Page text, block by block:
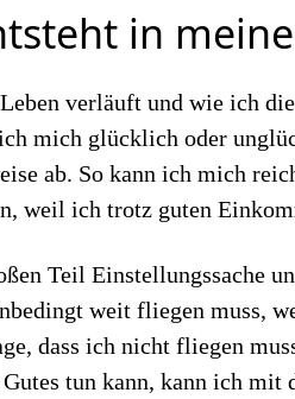
in
verläuft und wie ich
mich glücklich oder
ab. So kann ich mich
weil ich trotz guten
Teil Einstellungssache
weit fliegen muss,
dass ich nicht fliegen
tun kann, kann ich mit